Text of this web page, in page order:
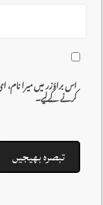
اس براؤزر میں میرا
کرنے کےلیے۔